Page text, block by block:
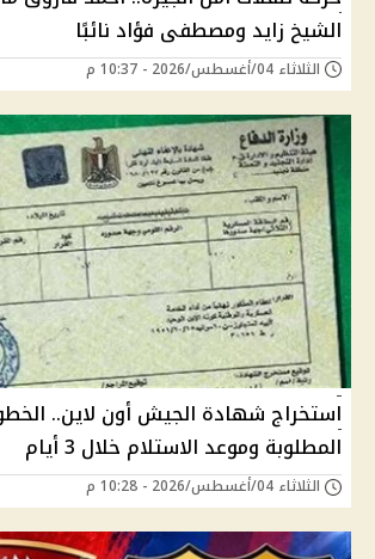
الشيخ زايد ومصطفى فؤاد نائبًا
الثلاثاء 04/أغسطس/2026 - 10:37 م
استخراج شهادة الجيش أون لاين..
المطلوبة وموعد الاستلام خلال 3 أيام
الثلاثاء 04/أغسطس/2026 - 10:28 م